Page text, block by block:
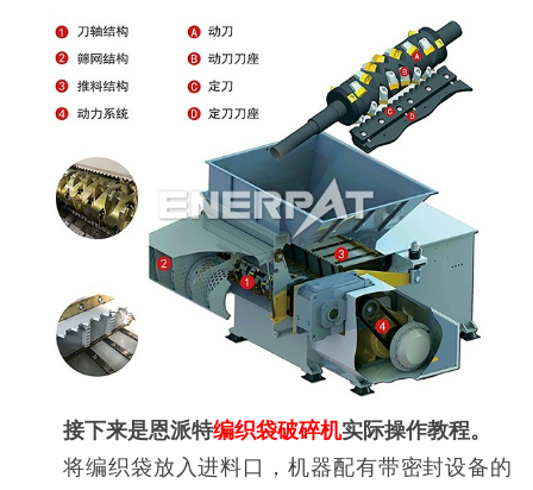
接下来是恩派特编织袋破碎机实际操作教程。
将编织袋放入进料口，机器配有带密封设备的